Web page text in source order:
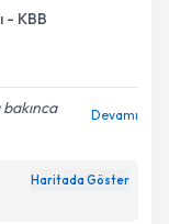
- KBB
Devamı
Haritada Göster